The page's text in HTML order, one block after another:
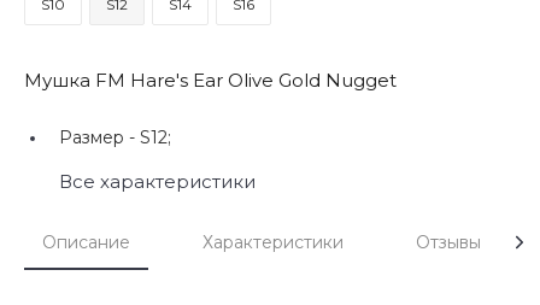
S10 S12 S14 S16
Мушка FM Hare's Ear Olive Gold Nugget
Размер - S12;
Все характеристики
Описание Характеристики Отзывы